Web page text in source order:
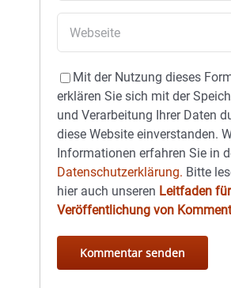
Mit der Nutzung dieses
erklären Sie sich mit der
und Verarbeitung Ihrer Daten
diese Website einverstanden.
Informationen erfahren Sie in
Datenschutzerklärung. Bitte
hier auch unseren Leitfaden
Veröffentlichung von